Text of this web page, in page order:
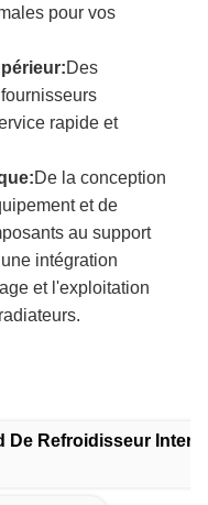
pour vos
Des
rapide et
De la conception
et de
au support
intégration
et l'exploitation
De Refroidisseur